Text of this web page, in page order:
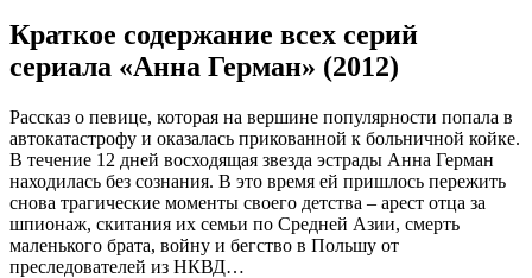
Краткое содержание всех серий
сериала «Анна Герман» (2012)
Рассказ о певице, которая на вершине популярности попала в
автокатастрофу и оказалась прикованной к больничной койке.
В течение 12 дней восходящая звезда эстрады Анна Герман
находилась без сознания. В это время ей пришлось пережить
снова трагические моменты своего детства – арест отца за
шпионаж, скитания их семьи по Средней Азии, смерть
маленького брата, войну и бегство в Польшу от
преследователей из НКВД…